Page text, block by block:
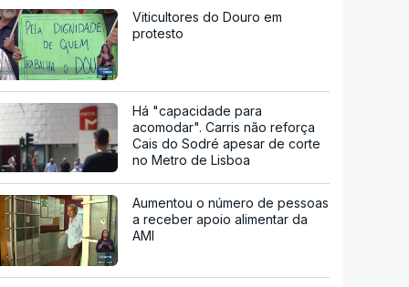
Viticultores do Douro em
protesto
Há "capacidade para
acomodar". Carris não reforça
Cais do Sodré apesar de corte
no Metro de Lisboa
Aumentou o número de pessoas
a receber apoio alimentar da
AMI